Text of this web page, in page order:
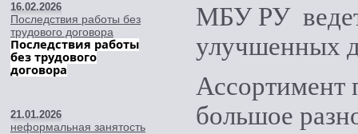
МБУ РУ ведет
улучшенных
Ассортимент
большое
16.02.2026
Последствия работы без
трудового договора
Последствия работы
без трудового
договора
21.01.2026
неформальная занятость